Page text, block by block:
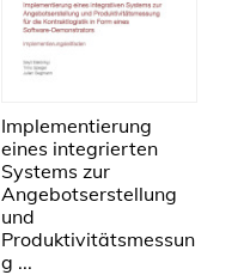
Implementierung
eines integrierten
Systems zur
Angebotserstellung
und
Produktivitätsmessun
g ...